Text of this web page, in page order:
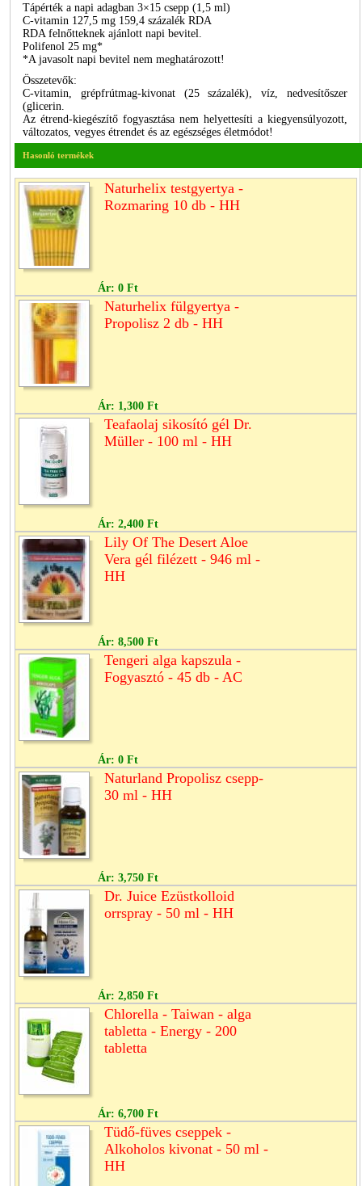
Tápérték a napi adagban 3×15 csepp (1,5 ml)
C-vitamin 127,5 mg 159,4 százalék RDA
RDA felnőtteknek ajánlott napi bevitel.
Polifenol 25 mg*
*A javasolt napi bevitel nem meghatározott!
Összetevők:
C-vitamin, grépfrútmag-kivonat (25 százalék), víz, nedvesítőszer
(glicerin.
Az étrend-kiegészítő fogyasztása nem helyettesíti a kiegyensúlyozott,
változatos, vegyes étrendet és az egészséges életmódot!
Hasonló termékek
Naturhelix testgyertya -
Rozmaring 10 db - HH
Ár: 0 Ft
Naturhelix fülgyertya -
Propolisz 2 db - HH
Ár: 1,300 Ft
Teafaolaj sikosító gél Dr.
Müller - 100 ml - HH
Ár: 2,400 Ft
Lily Of The Desert Aloe
Vera gél filézett - 946 ml -
HH
Ár: 8,500 Ft
Tengeri alga kapszula -
Fogyasztó - 45 db - AC
Ár: 0 Ft
Naturland Propolisz csepp-
30 ml - HH
Ár: 3,750 Ft
Dr. Juice Ezüstkolloid
orrspray - 50 ml - HH
Ár: 2,850 Ft
Chlorella - Taiwan - alga
tabletta - Energy - 200
tabletta
Ár: 6,700 Ft
Tüdő-füves cseppek -
Alkoholos kivonat - 50 ml -
HH